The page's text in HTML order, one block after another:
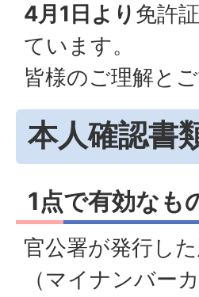
4月1日より 免許
ています。
皆様のご理解と
本人確認書
1点で有効なも
官公署が発行した
（マイナンバー